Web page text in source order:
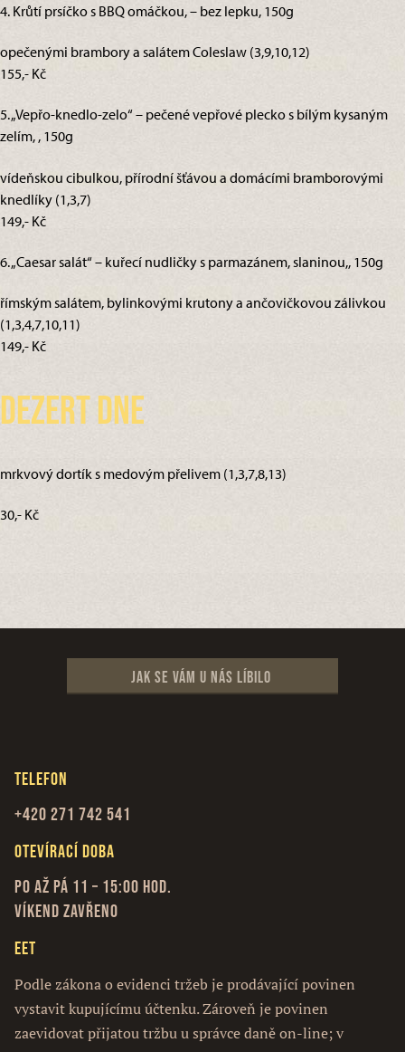
4. Krůtí prsíčko s BBQ omáčkou, – bez lepku, 150g
opečenými brambory a salátem Coleslaw (3,9,10,12)
155,- Kč
5. „Vepřo-knedlo-zelo“ – pečené vepřové plecko s bílým kysaným
zelím, , 150g
vídeňskou cibulkou, přírodní šťávou a domácími bramborovými
knedlíky (1,3,7)
149,- Kč
6. „Caesar salát“ – kuřecí nudličky s parmazánem, slaninou,, 150g
římským salátem, bylinkovými krutony a ančovičkovou zálivkou
(1,3,4,7,10,11)
149,- Kč
Dezert dne
mrkvový dortík s medovým přelivem (1,3,7,8,13)
30,- Kč
Jak se vám u nás líbilo
Telefon
+420 271 742 541
Otevírací doba
Po až Pá 11 – 15:00 hod.
Víkend zavřeno
EET
Podle zákona o evidenci tržeb je prodávající povinen
vystavit kupujícímu účtenku. Zároveň je povinen
zaevidovat přijatou tržbu u správce daně on-line; v